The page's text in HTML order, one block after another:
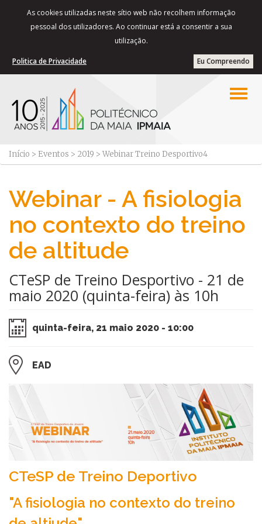
As cookies utilizadas neste sítio web não recolhem informação
pessoal dos utilizadores. Ao continuar está a consentir a sua
utilização.
Eu Compreendo
Politica de Privacidade
Início > Eventos > 2019 > Webinar Treino Desportivo4
Webinar - A fisiologia
no contexto do treino
de altitude
CTeSP de Treino Desportivo - 21 de
maio 2020 (quinta-feira) às 10h
quinta-feira, 21 maio 2020 - 10:00
EAD
CTeSP de Treino Deportivo
"A fisiologia no contexto do treino